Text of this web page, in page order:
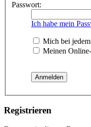
Passwort:
Ich habe mein
Mich bei
Meinen
Registrieren